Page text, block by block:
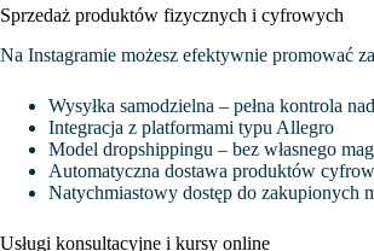
Sprzedaż produktów fizycznych i cyfrowych
Na Instagramie możesz efektywnie promować
Wysyłka samodzielna – pełna kontrola
Integracja z platformami typu Allegro
Model dropshippingu – bez własnego
Automatyczna dostawa produktów
Natychmiastowy dostęp do zakupionych
Usługi konsultacyjne i kursy online